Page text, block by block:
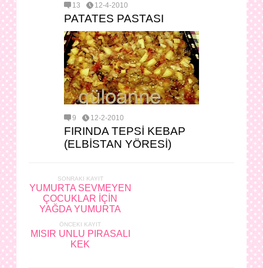
13 12-4-2010
PATATES PASTASI
9 12-2-2010
FIRINDA TEPSİ KEBAP
(ELBİSTAN YÖRESİ)
SONRAKI KAYIT
YUMURTA SEVMEYEN
ÇOCUKLAR İÇİN
YAĞDA YUMURTA
ÖNCEKI KAYIT
MISIR UNLU PIRASALI
KEK